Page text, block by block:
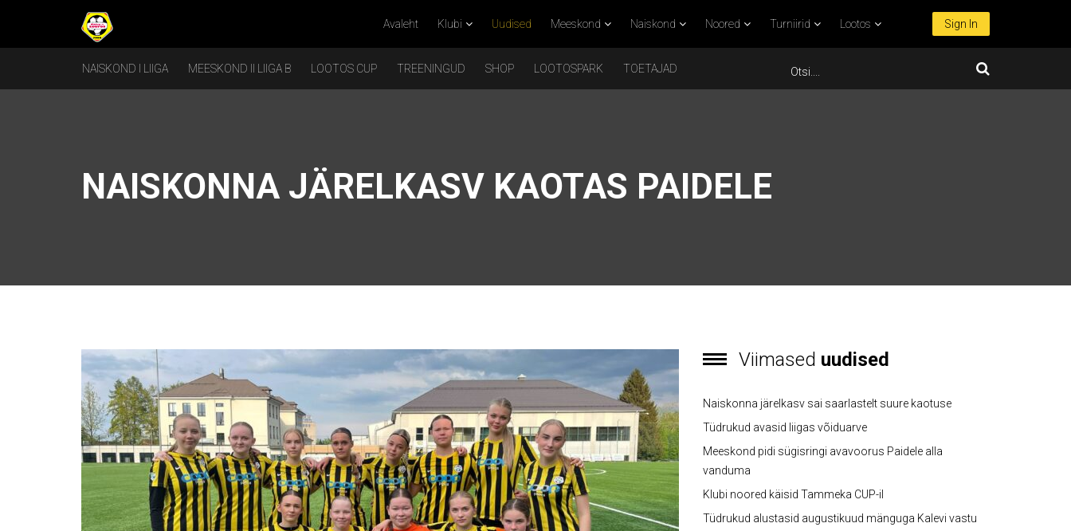
Avaleht Klubi Uudised Meeskond Naiskond Noored Turniirid Lootos Sign In
NAISKOND I LIIGA MEESKOND II LIIGA B LOOTOS CUP TREENINGUD SHOP LOOTOSPARK TOETAJAD
NAISKONNA JÄRELKASV KAOTAS PAIDELE
Viimased uudised
Naiskonna järelkasv sai saarlastelt suure kaotuse
Tüdrukud avasid liigas võiduarve
Meeskond pidi sügisringi avavoorus Paidele alla
vanduma
Klubi noored käisid Tammeka CUP-il
Tüdrukud alustasid augustikuud mänguga Kalevi vastu